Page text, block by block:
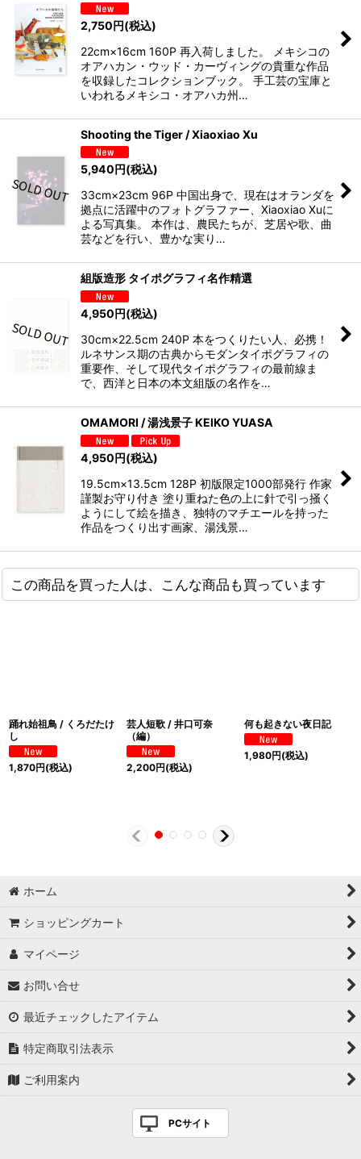
2,750円(税込)
22cm×16cm 160P 再入荷しました。 メキシコの
オアハカン・ウッド・カーヴィングの貴重な作品
を収録したコレクションブック。 手工芸の宝庫と
いわれるメキシコ・オアハカ州…
Shooting the Tiger / Xiaoxiao Xu
5,940円(税込)
33cm×23cm 96P 中国出身で、現在はオランダを
拠点に活躍中のフォトグラファー、Xiaoxiao Xuに
よる写真集。 本作は、農民たちが、芝居や歌、曲
芸などを行い、豊かな実り…
組版造形 タイポグラフィ名作精選
4,950円(税込)
30cm×22.5cm 240P 本をつくりたい人、必携！
ルネサンス期の古典からモダンタイポグラフィの
重要作、そして現代タイポグラフィの最前線ま
で、西洋と日本の本文組版の名作を…
OMAMORI / 湯浅景子 KEIKO YUASA
4,950円(税込)
19.5cm×13.5cm 128P 初版限定1000部発行 作家
謹製お守り付き 塗り重ねた色の上に針で引っ掻く
ようにして絵を描き、独特のマチエールを持った
作品をつくり出す画家、湯浅景…
この商品を買った人は、こんな商品も買っています
踊れ始祖鳥 / くろだたけ
し
1,870円(税込)
芸人短歌 / 井口可奈
（編）
2,200円(税込)
何も起きない夜日記
1,980円(税込)
ホーム
ショッピングカート
マイページ
お問い合せ
最近チェックしたアイテム
特定商取引法表示
ご利用案内
PCサイト